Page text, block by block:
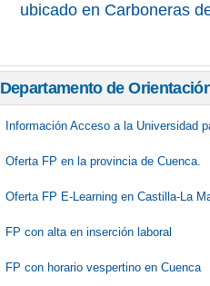
ubicado en Carboneras
Departamento de
Información Acceso a la Universidad
Oferta FP en la provincia de Cuenca.
Oferta FP E-Learning en Castilla-La
FP con alta en inserción laboral
FP con horario vespertino en Cuenca